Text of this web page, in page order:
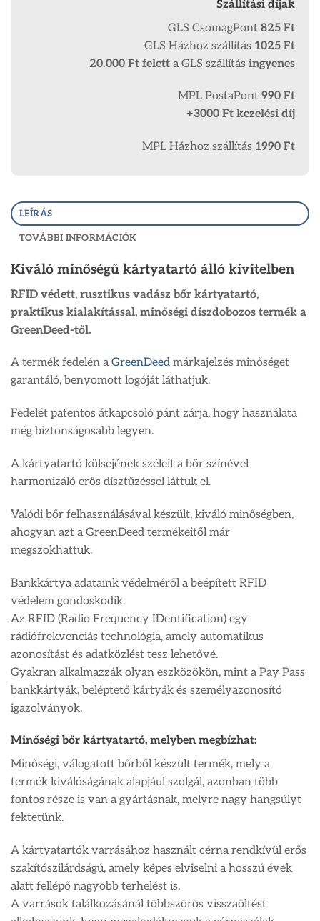
Szállítási díjak
GLS CsomagPont 825 Ft
GLS Házhoz szállítás 1025 Ft
20.000 Ft felett a GLS szállítás ingyenes
MPL PostaPont 990 Ft
+3000 Ft kezelési díj
MPL Házhoz szállítás 1990 Ft
LEÍRÁS
TOVÁBBI INFORMÁCIÓK
Kiváló minőségű kártyatartó álló kivitelben
RFID védett, rusztikus vadász bőr kártyatartó,
praktikus kialakítással, minőségi díszdobozos termék a
GreenDeed-től.
A termék fedelén a GreenDeed márkajelzés minőséget
garantáló, benyomott logóját láthatjuk.
Fedelét patentos átkapcsoló pánt zárja, hogy használata
még biztonságosabb legyen.
A kártyatartó külsejének széleit a bőr színével
harmonizáló erős dísztűzéssel láttuk el.
Valódi bőr felhasználásával készült, kiváló minőségben,
ahogyan azt a GreenDeed termékeitől már
megszokhattuk.
Bankkártya adataink védelméről a beépített RFID
védelem gondoskodik.
Az RFID (Radio Frequency IDentification) egy
rádiófrekvenciás technológia, amely automatikus
azonosítást és adatközlést tesz lehetővé.
Gyakran alkalmazzák olyan eszközökön, mint a Pay Pass
bankkártyák, beléptető kártyák és személyazonosító
igazolványok.
Minőségi bőr kártyatartó, melyben megbízhat:
Minőségi, válogatott bőrből készült termék, mely a
termék kiválóságának alapjául szolgál, azonban több
fontos része is van a gyártásnak, melyre nagy hangsúlyt
fektetünk.
A kártyatartók varrásához használt cérna rendkívül erős
szakítószilárdságú, amely képes elviselni a hosszú évek
alatt fellépő nagyobb terhelést is.
A varrások találkozásánál többszörös visszaöltést